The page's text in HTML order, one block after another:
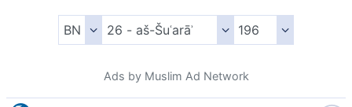
Ads by Muslim Ad Network